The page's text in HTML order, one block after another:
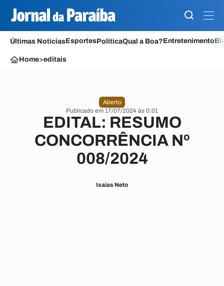
Últimas NotíciasEsportesPolíticaQual a Boa?Entretenimento
Home>editais
Aberto
Publicado em 17/07/2024 às 0:01
EDITAL: RESUMO
CONCORRÊNCIA Nº
008/2024
Isaias Neto